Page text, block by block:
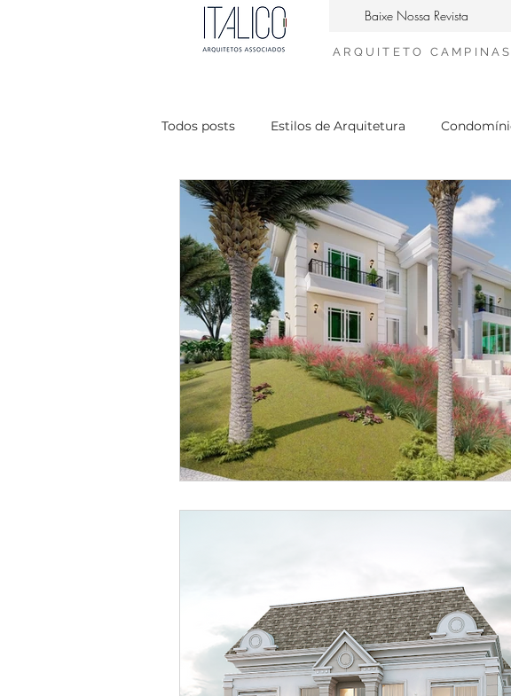
Baixe Nossa Revista
ARQUITETO CAMPINAS
Todos posts Estilos de Arquitetura
Casa Contemporanea Engenheiro Civil em
interiores neiclássico design de interiores
condomínio Mont Blanc Casa Neoclássica
Condomínio Gramado Estilo Clássico
Condomínio Swiss Park Condomínio Sainte